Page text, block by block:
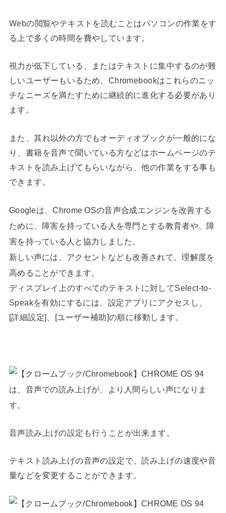
Webの閲覧やテキストを読むことはパソコンの作業をす
る上で多くの時間を費やしています。
視力が低下している、またはテキストに集中するのが難
しいユーザーもいるため、Chromebookはこれらのニッ
チなニーズを満たすために継続的に進化する必要があり
ます。
また、其れ以外の方でもオーディオブックが一般的にな
り、書籍を音声で聞いている方などはホームページのテ
キストを読み上げてもらいながら、他の作業をする事も
できます。
Googleは、Chrome OSの音声合成エンジンを改善する
ために、障害を持っている人を専門とする教育者や、障
害を持っている人と協力しました。
新しい声には、アクセントなども改善されて、理解度を
高めることができます。
ディスプレイ上のすべてのテキストに対してSelect-to-
Speakを有効にするには、設定アプリにアクセスし、
[詳細設定]、[ユーザー補助]の順に移動します。
音声読み上げの設定も行うことが出来ます。
テキスト読み上げの音声の設定で、読み上げの速度や音
量などを変更することができます。